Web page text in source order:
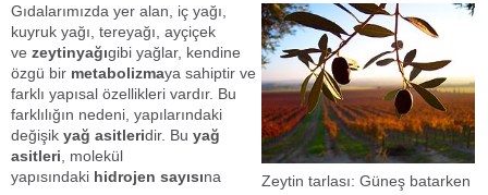
Zeytin tarlası: Güneş batarken
Gıdalarımızda yer alan, iç yağı,
kuyruk yağı, tereyağı, ayçiçek
ve zeytinyağıgibi yağlar, kendine
özgü bir metabolizmaya sahiptir ve
farklı yapısal özellikleri vardır. Bu
farklılığın nedeni, yapılarındaki
değişik yağ asitleridir. Bu yağ
asitleri , molekül
yapısındaki hidrojen sayısına